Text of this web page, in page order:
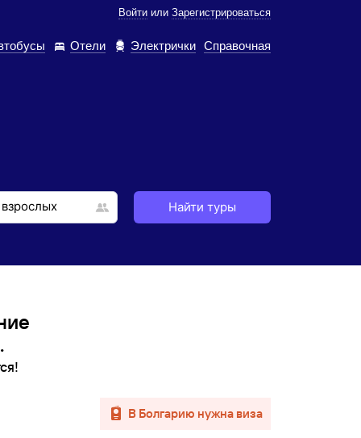
Войти или Зарегистрироваться
Отели Электрички Справочная
Найти туры
в Болгарию нужна виза